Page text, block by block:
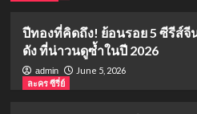
ปีทองที่คิดถึง! ย้อนรอย 5 ซีรีส์จี
ดัง ที่น่าวนดูซ้ำในปี 2026
admin
June 5, 2026
ละคร ซีรี่ย์